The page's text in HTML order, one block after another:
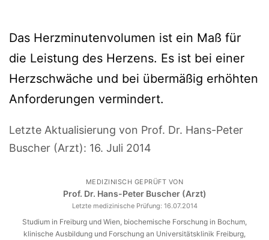
Das Herzminutenvolumen ist ein Maß für
die Leistung des Herzens. Es ist bei einer
Herzschwäche und bei übermäßig erhöhten
Anforderungen vermindert.
Letzte Aktualisierung von Prof. Dr. Hans-Peter
Buscher (Arzt): 16. Juli 2014
MEDIZINISCH GEPRÜFT VON
Prof. Dr. Hans-Peter Buscher (Arzt)
Letzte medizinische Prüfung: 16.07.2014
Studium in Freiburg und Wien, biochemische Forschung in Bochum,
klinische Ausbildung und Forschung an Universitätsklinik Freiburg,